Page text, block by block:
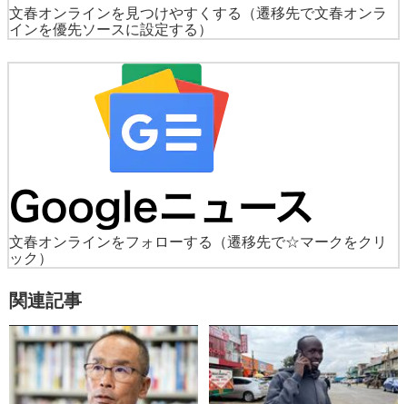
文春オンラインを見つけやすくする
（遷移先で文春オンラ
インを優先ソースに設定する）
文春オンラインをフォローする
（遷移先で☆マークをクリ
ック）
関連記事